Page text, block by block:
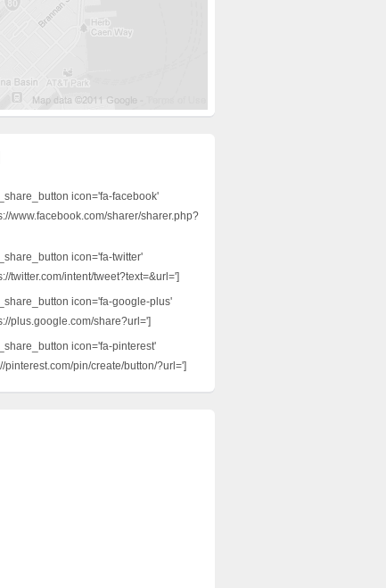
icon='fa-facebook'
www.facebook.com/sharer/sharer.php?
icon='fa-twitter'
twitter.com/intent/tweet?text=&url=']
icon='fa-google-plus'
plus.google.com/share?url=']
icon='fa-pinterest'
pinterest.com/pin/create/button/?url=']